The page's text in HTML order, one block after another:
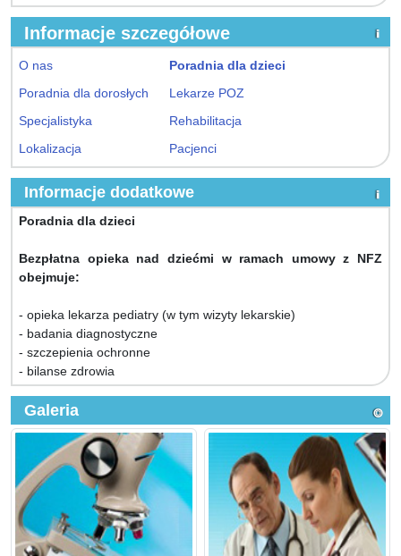
Informacje szczegółowe
O nas
Poradnia dla dzieci
Poradnia dla dorosłych
Lekarze POZ
Specjalistyka
Rehabilitacja
Lokalizacja
Pacjenci
Informacje dodatkowe
Poradnia dla dzieci
Bezpłatna opieka nad dziećmi w ramach umowy z NFZ
obejmuje:
- opieka lekarza pediatry (w tym wizyty lekarskie)
- badania diagnostyczne
- szczepienia ochronne
- bilanse zdrowia
Galeria